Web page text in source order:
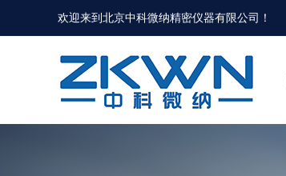
欢迎来到北京中科微纳精密仪器有限公司！